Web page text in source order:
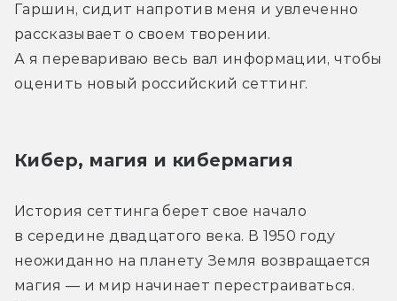
Гаршин, сидит напротив меня и увлеченно
рассказывает о своем творении.
А я перевариваю весь вал информации, чтобы
оценить новый российский сеттинг.
Кибер, магия и кибермагия
История сеттинга берет свое начало
в середине двадцатого века. В 1950 году
неожиданно на планету Земля возвращается
магия — и мир начинает перестраиваться.